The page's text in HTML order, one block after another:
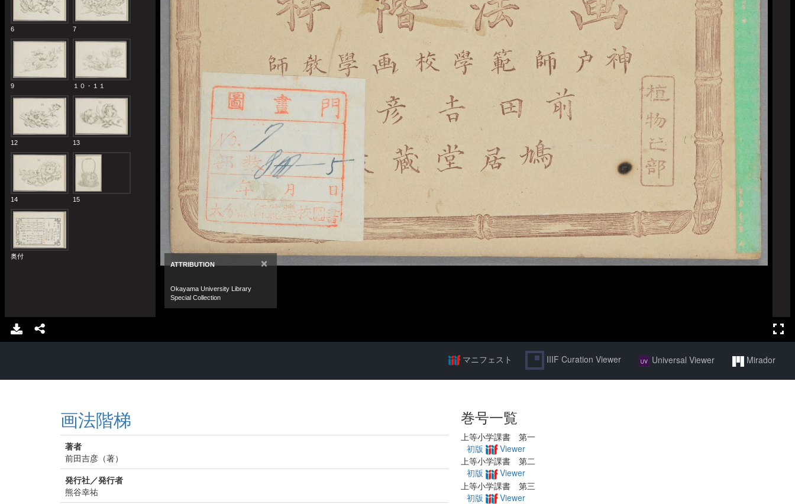
マニフェスト IIIF Curation Viewer Universal Viewer Mirador
画法階梯
著者
前田吉彦（著）
発行社／発行者
熊谷幸祐
巻号一覧
上等小学課書 第一
初版
Viewer
上等小学課書 第二
初版
Viewer
上等小学課書 第三
初版
Viewer